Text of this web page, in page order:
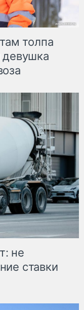
толпа
не
ставки